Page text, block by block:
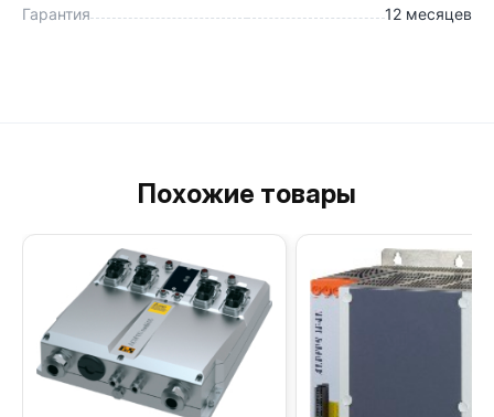
Гарантия 12 месяцев
Похожие товары